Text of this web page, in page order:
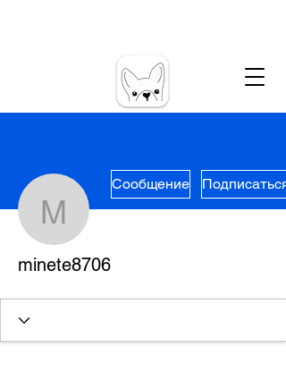
minete8706
Сообщение Подписаться
minete8706